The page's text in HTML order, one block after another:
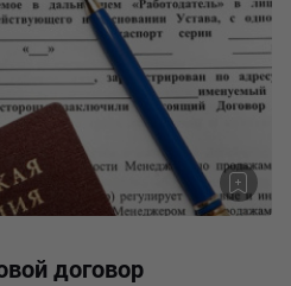
договор